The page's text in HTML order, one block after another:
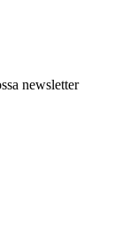
newsletter